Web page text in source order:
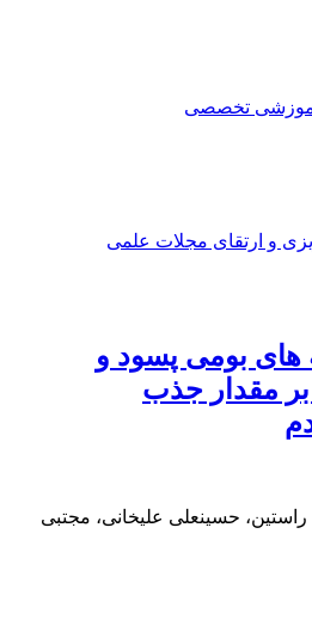
آموزشی تخصصی
و ارتقای مجلات علمی
های بومی پسود و
مقدار جذب
راستین، حسینعلی علیخانی، مجتبی